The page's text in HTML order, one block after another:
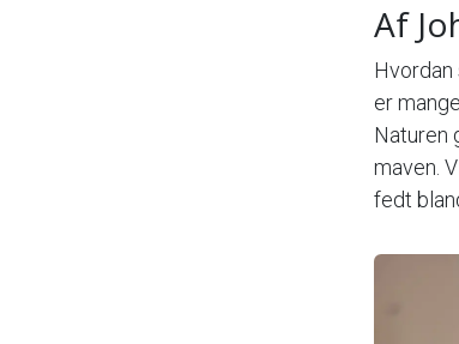
Af
Hvordan
er
Naturen
maven.
fedt